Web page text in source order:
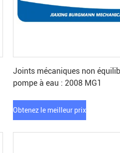
Joints mécaniques non
pompe à eau : 2008 MG1
Obtenez le meilleur prix